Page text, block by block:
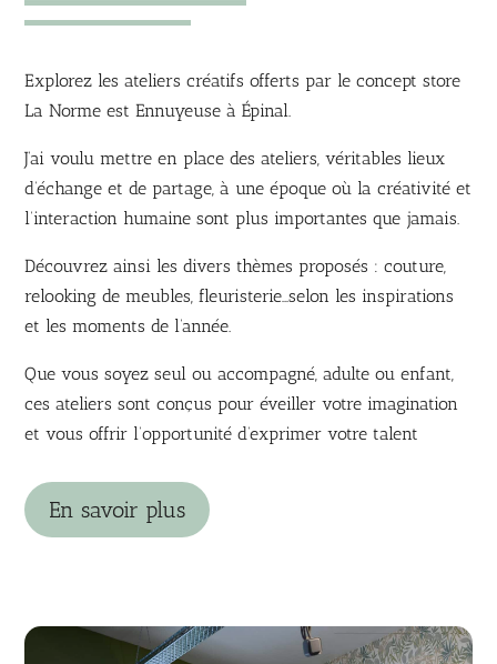
Explorez les ateliers créatifs offerts par le concept store
La Norme est Ennuyeuse à Épinal.
J’ai voulu mettre en place des ateliers, véritables lieux
d’échange et de partage, à une époque où la créativité et
l’interaction humaine sont plus importantes que jamais.
Découvrez ainsi les divers thèmes proposés : couture,
relooking de meubles, fleuristerie…selon les inspirations
et les moments de l’année.
Que vous soyez seul ou accompagné, adulte ou enfant,
ces ateliers sont conçus pour éveiller votre imagination
et vous offrir l’opportunité d’exprimer votre talent
En savoir plus